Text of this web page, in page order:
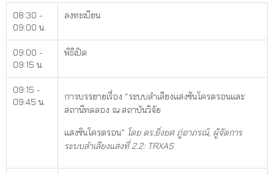
08:30 -
09:00 น.
ลงทะเบียน
09:00 -
09:15 น.
พิธีเปิด
09:15 -
09:45 น.
การบรรยายเรื่อง “ระบบลำเลียงแสงซินโครตรอนและ
สถานีทดลอง ณ สถาบันวิจัย
แสงซินโครตรอน” โดย ดร.ยิ่งยศ ภู่อาภรณ์, ผู้จัดการ
ระบบลำเลียงแสงที่ 2.2: TRXAS